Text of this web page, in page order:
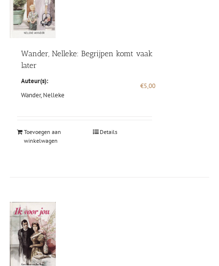
Wander, Nelleke: Begrijpen komt vaak
later
Auteur(s):
Wander, Nelleke
€5,00
Toevoegen aan
winkelwagen
Details